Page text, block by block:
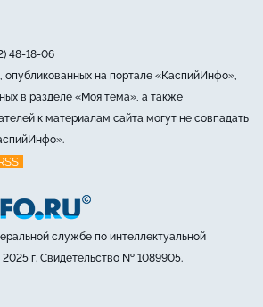
48-18-06
опубликованных на портале «КаспийИнфо»,
в разделе «Моя тема», а также
к материалам сайта могут не совпадать
службе по интеллектуальной
г. Свидетельство № 1089905.